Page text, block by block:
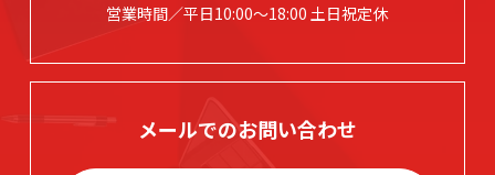
営業時間／平日10:00～18:00 土日祝定休
メールでのお問い合わせ